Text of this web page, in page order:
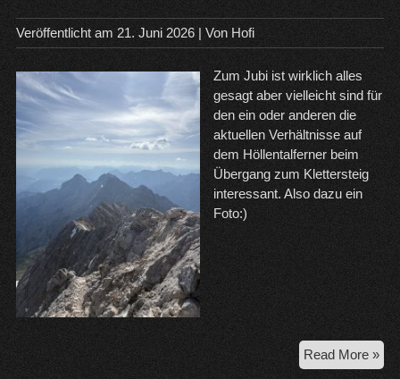
Veröffentlicht am 21. Juni 2026| Von Hofi
Zum Jubi ist wirklich alles
gesagt aber vielleicht sind für
den ein oder anderen die
aktuellen Verhältnisse auf
dem Höllentalferner beim
Übergang zum Klettersteig
interessant. Also dazu ein
Foto:)
Read More »